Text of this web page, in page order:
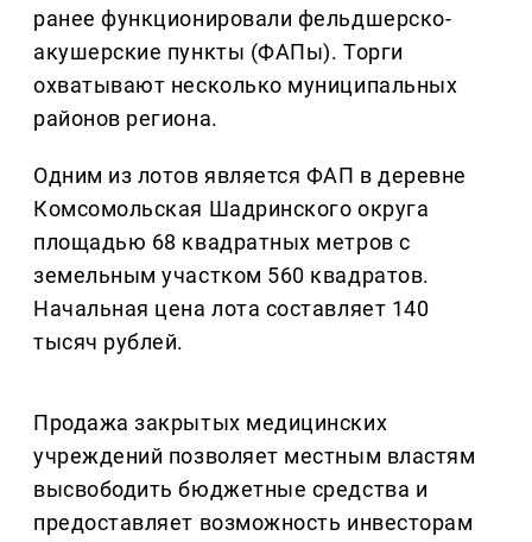
ранее функционировали фельдшерско-
акушерские пункты (ФАПы). Торги
охватывают несколько муниципальных
районов региона.
Одним из лотов является ФАП в деревне
Комсомольская Шадринского округа
площадью 68 квадратных метров с
земельным участком 560 квадратов.
Начальная цена лота составляет 140
тысяч рублей.
Продажа закрытых медицинских
учреждений позволяет местным властям
высвободить бюджетные средства и
предоставляет возможность инвесторам